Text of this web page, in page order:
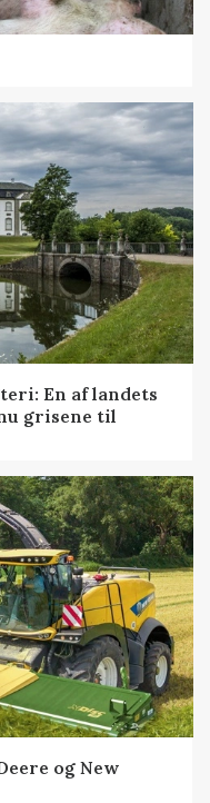
En af landets
grisene til
og New